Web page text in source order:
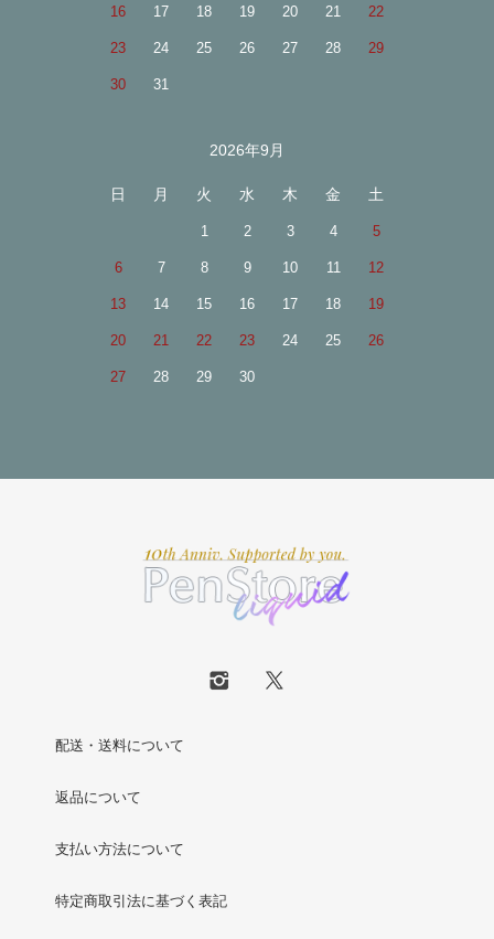
16 17 18 19 20 21 22
23 24 25 26 27 28 29
30 31
2026年9月
日 月 火 水 木 金 土
1 2 3 4 5
6 7 8 9 10 11 12
13 14 15 16 17 18 19
20 21 22 23 24 25 26
27 28 29 30
配送・送料について
返品について
支払い方法について
特定商取引法に基づく表記